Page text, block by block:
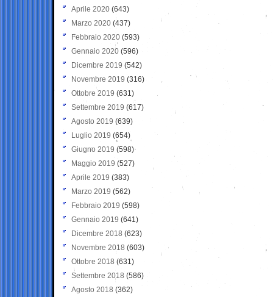
Aprile 2020 (643)
Marzo 2020 (437)
Febbraio 2020 (593)
Gennaio 2020 (596)
Dicembre 2019 (542)
Novembre 2019 (316)
Ottobre 2019 (631)
Settembre 2019 (617)
Agosto 2019 (639)
Luglio 2019 (654)
Giugno 2019 (598)
Maggio 2019 (527)
Aprile 2019 (383)
Marzo 2019 (562)
Febbraio 2019 (598)
Gennaio 2019 (641)
Dicembre 2018 (623)
Novembre 2018 (603)
Ottobre 2018 (631)
Settembre 2018 (586)
Agosto 2018 (362)